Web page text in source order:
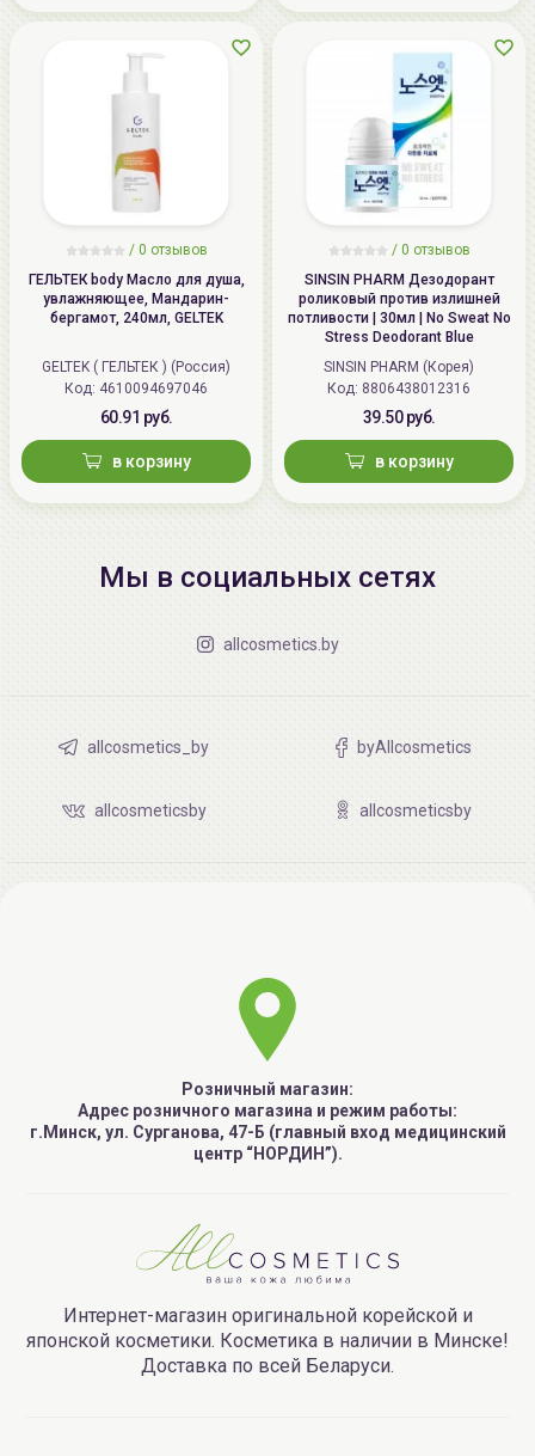
/ 0 отзывов
ГЕЛЬТЕК body Масло для душа,
увлажняющее, Мандарин-
бергамот, 240мл, GELTEK
GELTEK ( ГЕЛЬТЕК ) (Россия)
Код: 4610094697046
60.91 руб.
в корзину
/ 0 отзывов
SINSIN PHARM Дезодорант
роликовый против излишней
потливости | 30мл | No Sweat No
Stress Deodorant Blue
SINSIN PHARM (Корея)
Код: 8806438012316
39.50 руб.
в корзину
Мы в социальных сетях
allcosmetics.by
allcosmetics_by byAllcosmetics
allcosmeticsby allcosmeticsby
Розничный магазин:
Адрес розничного магазина и режим работы:
г.Минск, ул. Сурганова, 47-Б (главный вход медицинский
центр “НОРДИН”).
Интернет-магазин оригинальной корейской и
японской косметики. Косметика в наличии в Минске!
Доставка по всей Беларуси.